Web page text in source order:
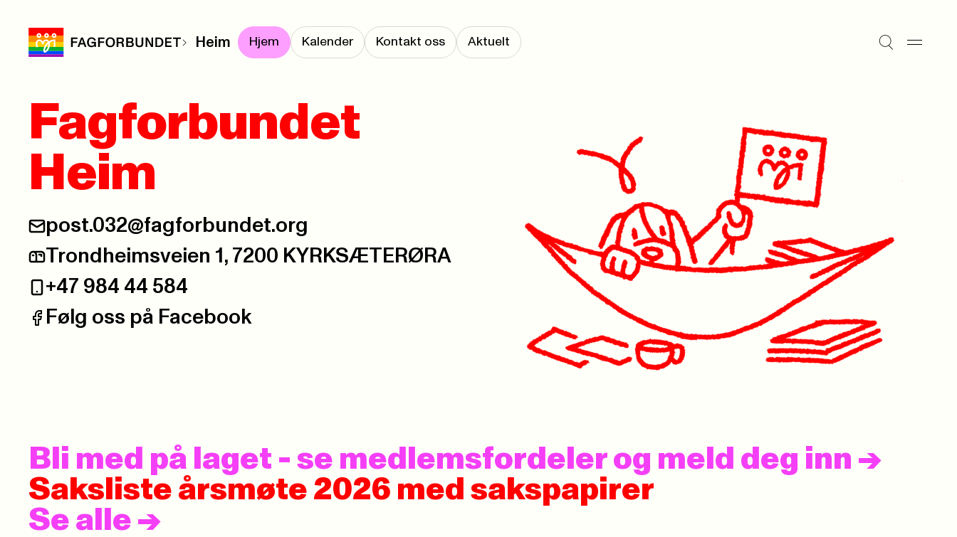
Heim Hjem Kalender Kontakt oss Aktuelt
Fagforbundet
Heim
E-post:
post.032@fagforbundet.org
Postadresse:
Trondheimsveien 1, 7200 KYRKSÆTERØRA
Telefon:
+47 984 44 584
Facebook:
Følg oss på Facebook
Bli med på laget - se medlemsfordeler og meld deg inn ->
Saksliste årsmøte 2026 med sakspapirer
Se alle ->